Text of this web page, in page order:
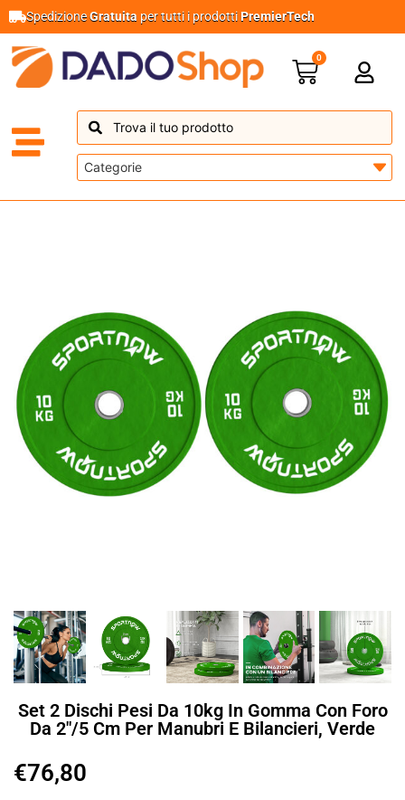
SpedizioneGratuita per tutti i prodottiPremierTech
0
Set 2 Dischi Pesi Da 10kg In Gomma Con Foro
Da 2″/5 Cm Per Manubri E Bilancieri, Verde
€76,80